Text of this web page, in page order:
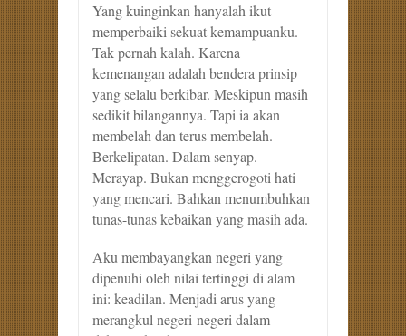
Yang kuinginkan hanyalah ikut
memperbaiki sekuat kemampuanku.
Tak pernah kalah. Karena
kemenangan adalah bendera prinsip
yang selalu berkibar. Meskipun masih
sedikit bilangannya. Tapi ia akan
membelah dan terus membelah.
Berkelipatan. Dalam senyap.
Merayap. Bukan menggerogoti hati
yang mencari. Bahkan menumbuhkan
tunas-tunas kebaikan yang masih ada.
Aku membayangkan negeri yang
dipenuhi oleh nilai tertinggi di alam
ini: keadilan. Menjadi arus yang
merangkul negeri-negeri dalam